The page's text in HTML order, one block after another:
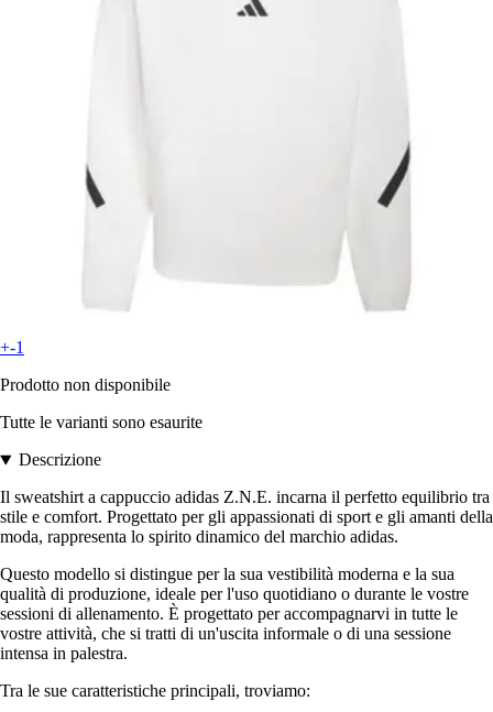
+-1
Prodotto non disponibile
Tutte le varianti sono esaurite
Descrizione
Il sweatshirt a cappuccio adidas Z.N.E. incarna il perfetto equilibrio tra
stile e comfort. Progettato per gli appassionati di sport e gli amanti della
moda, rappresenta lo spirito dinamico del marchio adidas.
Questo modello si distingue per la sua vestibilità moderna e la sua
qualità di produzione, ideale per l'uso quotidiano o durante le vostre
sessioni di allenamento. È progettato per accompagnarvi in tutte le
vostre attività, che si tratti di un'uscita informale o di una sessione
intensa in palestra.
Tra le sue caratteristiche principali, troviamo: